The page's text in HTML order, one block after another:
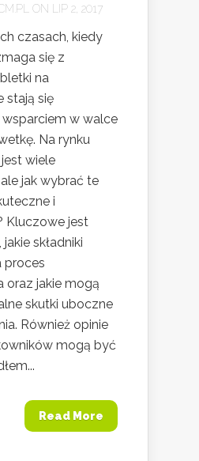
ON LIP 2, 2017
czasach, kiedy
się z
na
stają się
w walce
Na rynku
wiele
jak wybrać te
i
Kluczowe jest
składniki
proces
oraz jakie mogą
skutki uboczne
Również opinie
mogą być
Read More